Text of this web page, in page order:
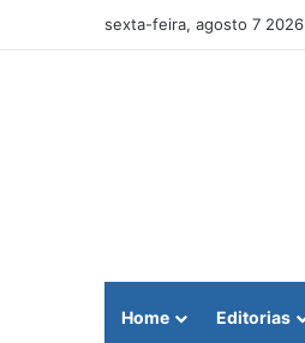
sexta-feira, agosto 7 2026
Home Editorias